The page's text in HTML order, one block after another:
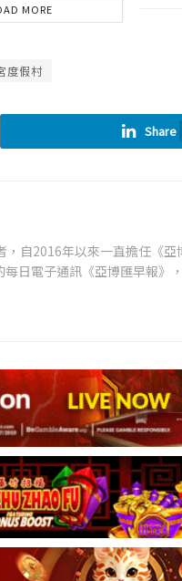
MORE
度假村
Share
，自2016年以來一直擔任《
日電子通訊《亞博匯早報》